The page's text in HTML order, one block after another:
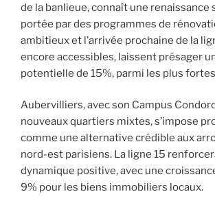
de la banlieue, connaît une renaissance
portée par des programmes de
ambitieux et l’arrivée prochaine de la
encore accessibles, laissent présager
potentielle de 15%, parmi les plus
Aubervilliers, avec son Campus
nouveaux quartiers mixtes, s’impose
comme une alternative crédible aux
nord-est parisiens. La ligne 15
dynamique positive, avec une
9% pour les biens immobiliers locaux.